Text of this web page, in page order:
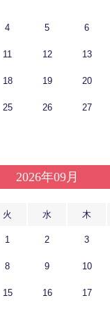
4 5 6
11 12 13
18 19 20
25 26 27
2026年09月
火 水 木
1 2 3
8 9 10
15 16 17